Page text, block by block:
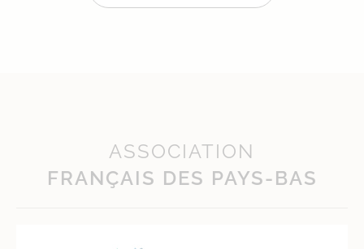
ASSOCIATION
FRANÇAIS DES PAYS-BAS